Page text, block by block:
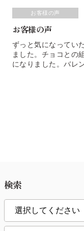
お客様の声
お客様の声
ずっと気になってい
ました。チョコとの
になりました。バレ
たいです長崎県 Ｔ
た。長崎の皿うど
これからもよろし
検索